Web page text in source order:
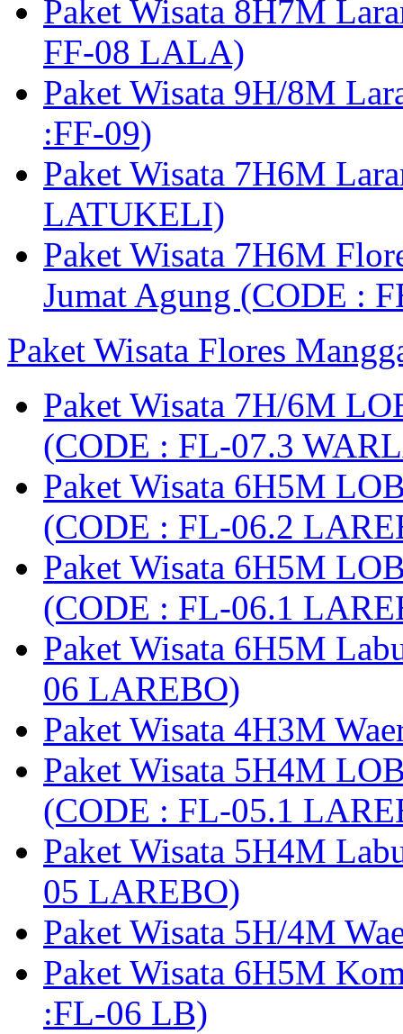
Paket Wisata 8H7M
FF-08 LALA)
Paket Wisata 9H/8M
:FF-09)
Paket Wisata 7H6M
LATUKELI)
Paket Wisata 7H6M
Jumat Agung (CODE :
Paket Wisata Flores
Paket Wisata 7H/6M
(CODE : FL-07.3
Paket Wisata 6H5M
(CODE : FL-06.2
Paket Wisata 6H5M
(CODE : FL-06.1
Paket Wisata 6H5M
06 LAREBO)
Paket Wisata 4H3M
Paket Wisata 5H4M
(CODE : FL-05.1
Paket Wisata 5H4M
05 LAREBO)
Paket Wisata 5H/4M
Paket Wisata 6H5M
:FL-06 LB)